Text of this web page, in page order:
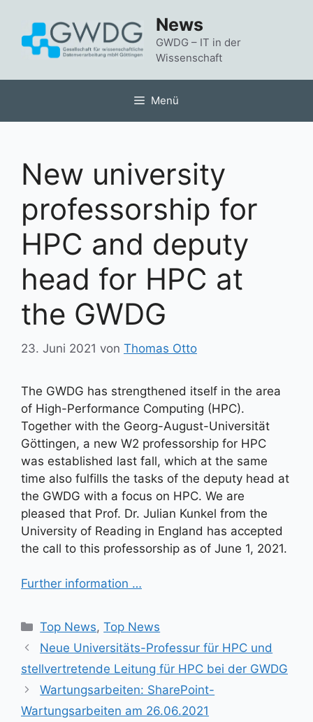
springen
News
GWDG – IT in der
Wissenschaft
Menü
New university
professorship for
HPC and deputy
head for HPC at
the GWDG
23. Juni 2021 von Thomas Otto
The GWDG has strengthened itself in the area
of High-Performance Computing (HPC).
Together with the Georg-August-Universität
Göttingen, a new W2 professorship for HPC
was established last fall, which at the same
time also fulfills the tasks of the deputy head at
the GWDG with a focus on HPC. We are
pleased that Prof. Dr. Julian Kunkel from the
University of Reading in England has accepted
the call to this professorship as of June 1, 2021.
Further information …
Kategorien
Top News,Top News
Neue Universitäts-Professur für HPC und
stellvertretende Leitung für HPC bei der GWDG
Wartungsarbeiten: SharePoint-
Wartungsarbeiten am 26.06.2021